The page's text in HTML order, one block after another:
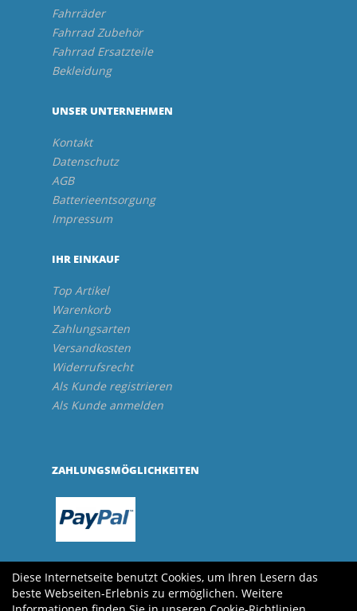
Fahrräder
Fahrrad Zubehör
Fahrrad Ersatzteile
Bekleidung
UNSER UNTERNEHMEN
Kontakt
Datenschutz
AGB
Batterieentsorgung
Impressum
IHR EINKAUF
Top Artikel
Warenkorb
Zahlungsarten
Versandkosten
Widerrufsrecht
Als Kunde registrieren
Als Kunde anmelden
ZAHLUNGSMÖGLICHKEITEN
Diese Internetseite benutzt Cookies, um Ihren Lesern das
beste Webseiten-Erlebnis zu ermöglichen. Weitere